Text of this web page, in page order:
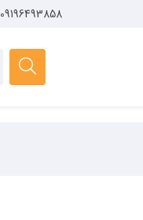
09196493858